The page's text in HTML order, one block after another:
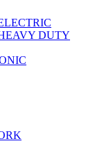
DUTY